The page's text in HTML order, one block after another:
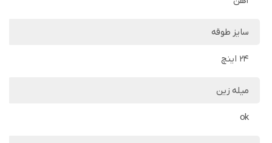
سایز طوقه
24 اینچ
میله زین
ok